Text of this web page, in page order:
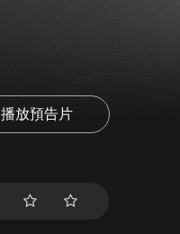
播放預告片